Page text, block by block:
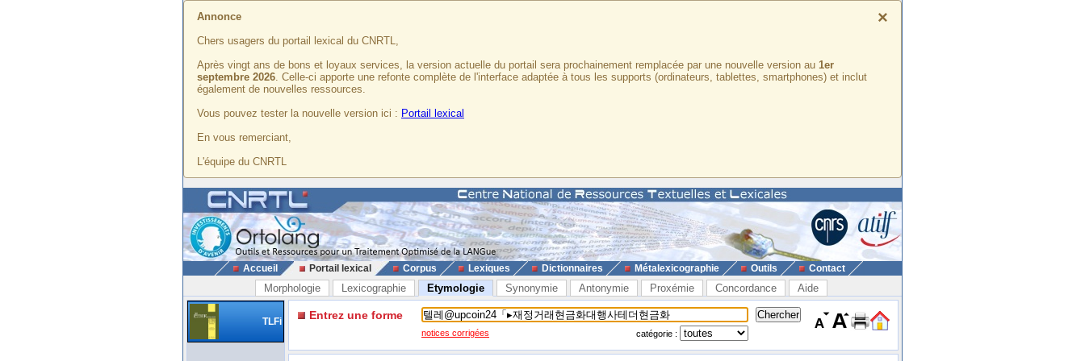
×
Annonce
Chers usagers du portail lexical du CNRTL,
Après vingt ans de bons et loyaux services, la version actuelle du portail sera prochainement remplacée par une nouvelle version au 1er
septembre 2026. Celle-ci apporte une refonte complète de l'interface adaptée à tous les supports (ordinateurs, tablettes, smartphones) et inclut
également de nouvelles ressources.
Vous pouvez tester la nouvelle version ici : Portail lexical
En vous remerciant,
L'équipe du CNRTL
Accueil Portail lexical Corpus Lexiques Dictionnaires Métalexicographie Outils Contact
Morphologie Lexicographie Etymologie Synonymie Antonymie Proxémie Concordance Aide
TLFi Entrez une forme
notices corrigées catégorie :